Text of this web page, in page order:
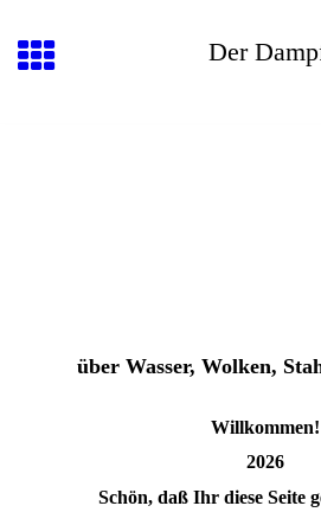
Der
über Wasser, Wolken,
Willkommen!
2026
Schön, daß Ihr diese Seite